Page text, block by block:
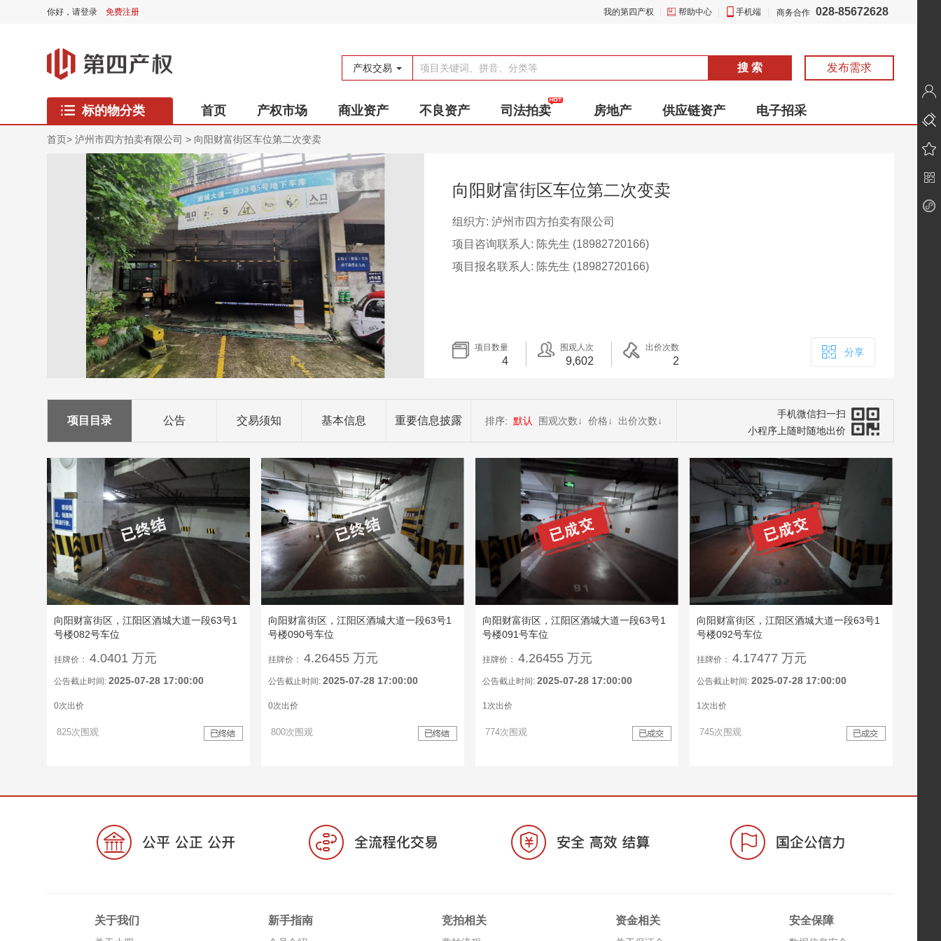
你好， 请登录 免费注册 我的第四产权 帮助中心 手机端 商务合作 028-85672628
产权交易 搜 索 发布需求
标的物分类 首页 产权市场 商业资产 不良资产 司法拍卖 房地产 供应链资产
电子招采
西藏专区
首页> 泸州市四方拍卖有限公司 > 向阳财富街区车位第二次变卖
向阳财富街区车位第二次变卖
组织方: 泸州市四方拍卖有限公司
项目咨询联系人: 陈先生 (18982720166)
项目报名联系人: 陈先生 (18982720166)
项目数量
4
围观人次
9,602
出价次数
2
分享
项目目录 公告 交易须知 基本信息 重要信息披露 排序: 默认 围观次数↓ 价格↓ 出价次数↓
手机微信扫一扫
小程序上随时随地出价
向阳财富街区，江阳区酒城大道一段63号1
号楼082号车位
挂牌价： 4.0401 万元
公告截止时间: 2025-07-28 17:00:00
0次出价
825次围观
向阳财富街区，江阳区酒城大道一段63号1
号楼090号车位
挂牌价： 4.26455 万元
公告截止时间: 2025-07-28 17:00:00
0次出价
800次围观
向阳财富街区，江阳区酒城大道一段63号1
号楼091号车位
挂牌价： 4.26455 万元
公告截止时间: 2025-07-28 17:00:00
1次出价
774次围观
向阳财富街区，江阳区酒城大道一段63号1
号楼092号车位
挂牌价： 4.17477 万元
公告截止时间: 2025-07-28 17:00:00
1次出价
745次围观
关于我们 新手指南 竞拍相关 资金相关 安全保障